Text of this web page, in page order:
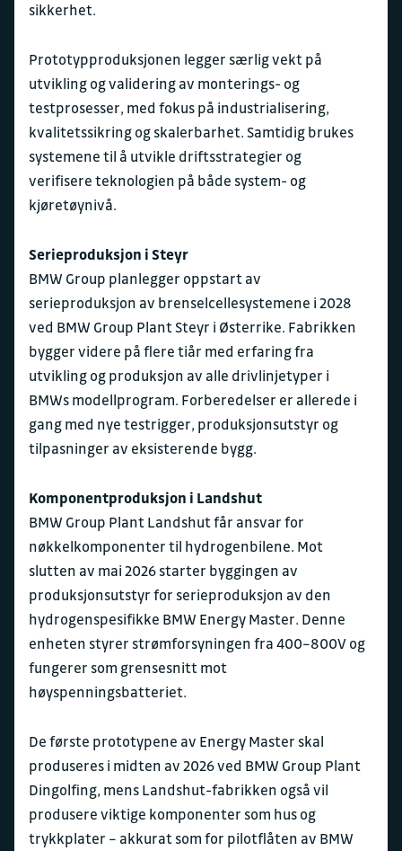
sikkerhet.
Prototypproduksjonen legger særlig vekt på
utvikling og validering av monterings- og
testprosesser, med fokus på industrialisering,
kvalitetssikring og skalerbarhet. Samtidig brukes
systemene til å utvikle driftsstrategier og
verifisere teknologien på både system- og
kjøretøynivå.
Serieproduksjon i Steyr
BMW Group planlegger oppstart av
serieproduksjon av brenselcellesystemene i 2028
ved BMW Group Plant Steyr i Østerrike. Fabrikken
bygger videre på flere tiår med erfaring fra
utvikling og produksjon av alle drivlinjetyper i
BMWs modellprogram. Forberedelser er allerede i
gang med nye testrigger, produksjonsutstyr og
tilpasninger av eksisterende bygg.
Komponentproduksjon i Landshut
BMW Group Plant Landshut får ansvar for
nøkkelkomponenter til hydrogenbilene. Mot
slutten av mai 2026 starter byggingen av
produksjonsutstyr for serieproduksjon av den
hydrogenspesifikke BMW Energy Master. Denne
enheten styrer strømforsyningen fra 400–800V og
fungerer som grensesnitt mot
høyspenningsbatteriet.
De første prototypene av Energy Master skal
produseres i midten av 2026 ved BMW Group Plant
Dingolfing, mens Landshut-fabrikken også vil
produsere viktige komponenter som hus og
trykkplater – akkurat som for pilotflåten av BMW